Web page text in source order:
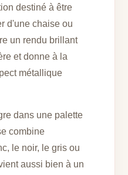
destiné à être
d'une chaise ou
un rendu brillant
et donne à la
métallique
dans une palette
combine
le noir, le gris ou
aussi bien à un